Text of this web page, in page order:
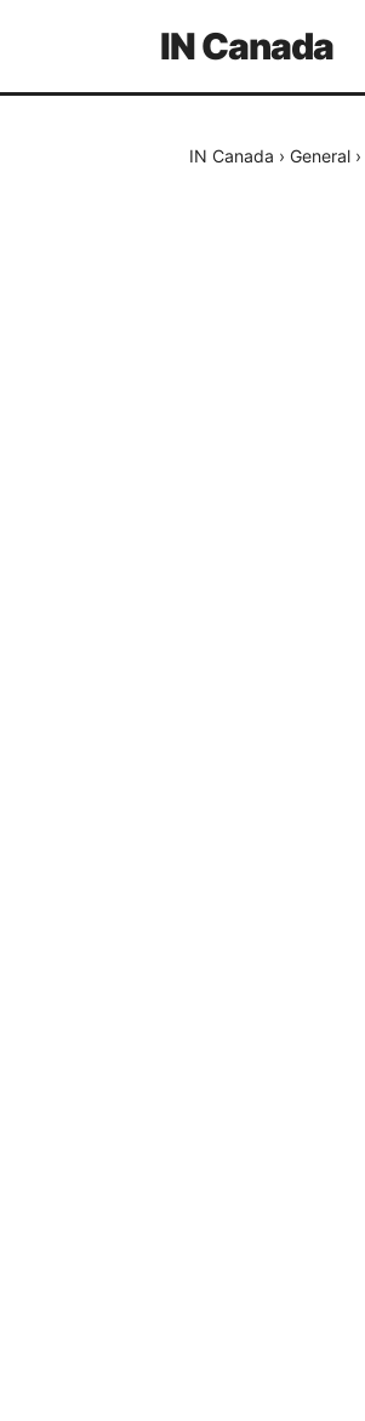
IN Canada
IN Canada › General ›